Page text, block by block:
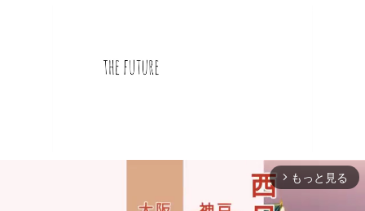
arrow_forward_ios もっと見る